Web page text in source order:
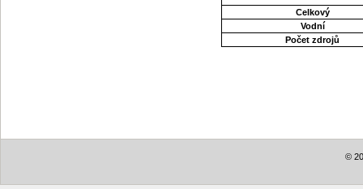
Celkový
Vodní
Počet zdrojů
©